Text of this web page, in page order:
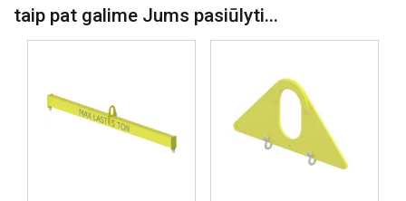
taip pat galime Jums pasiūlyti...